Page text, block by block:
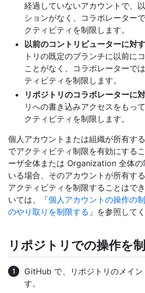
経過していないアカウントで、
ションがなく、コラボレーター
クティビティを制限します。
以前のコントリビューターに対
トリの既定のブランチに以前に
ことがなく、コラボレーターで
ティビティを制限します。
リポジトリのコラボレーターに
リへの書き込みアクセスをもっ
クティビティを制限します。
個人アカウントまたは組織が所有す
でアクティビティ制限を有効にする
ーザ全体または Organization 全体の
いる場合、そのアカウントが所有す
アクティビティを制限することはで
いては、「個人アカウントの操作の
のやり取りを制限する 」を参照して
リポジトリでの操作を
GitHub で、リポジトリのメイン
す。